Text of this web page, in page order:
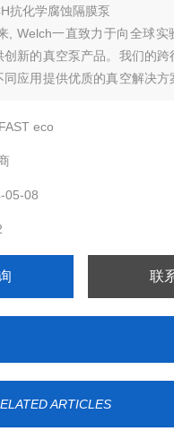
抗化学腐蚀隔膜泵
, Welch一直致力于向全球实
创新的真空泵产品。我们的
应用提供优质的真空解决方
轮分子泵，液体输送泵等，还
eco
05-08
联
ARTICLES